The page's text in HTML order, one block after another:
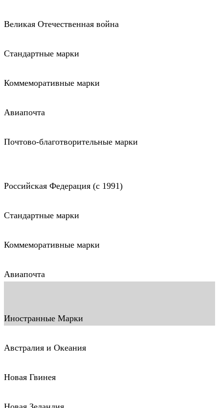
Великая Отечественная война
Стандартные марки
Коммеморативные марки
Авиапочта
Почтово-благотворительные марки
Российская Федерация (c 1991)
Стандартные марки
Коммеморативные марки
Авиапочта
Иностранные Марки
Австралия и Океания
Новая Гвинея